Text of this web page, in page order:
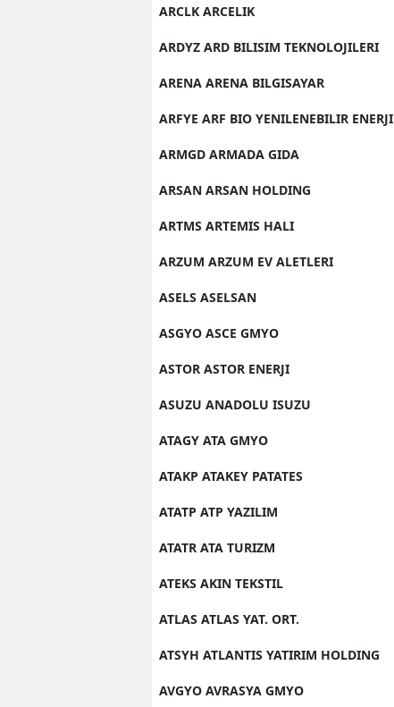
ARCLK ARCELIK
ARDYZ ARD BILISIM TEKNOLOJILERI
ARENA ARENA BILGISAYAR
ARFYE ARF BIO YENILENEBILIR ENERJI
ARMGD ARMADA GIDA
ARSAN ARSAN HOLDING
ARTMS ARTEMIS HALI
ARZUM ARZUM EV ALETLERI
ASELS ASELSAN
ASGYO ASCE GMYO
ASTOR ASTOR ENERJI
ASUZU ANADOLU ISUZU
ATAGY ATA GMYO
ATAKP ATAKEY PATATES
ATATP ATP YAZILIM
ATATR ATA TURIZM
ATEKS AKIN TEKSTIL
ATLAS ATLAS YAT. ORT.
ATSYH ATLANTIS YATIRIM HOLDING
AVGYO AVRASYA GMYO